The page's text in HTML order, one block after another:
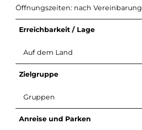
Öffnungszeiten: nach Vereinbarung
Erreichbarkeit / Lage
Auf dem Land
Zielgruppe
Gruppen
Anreise und Parken